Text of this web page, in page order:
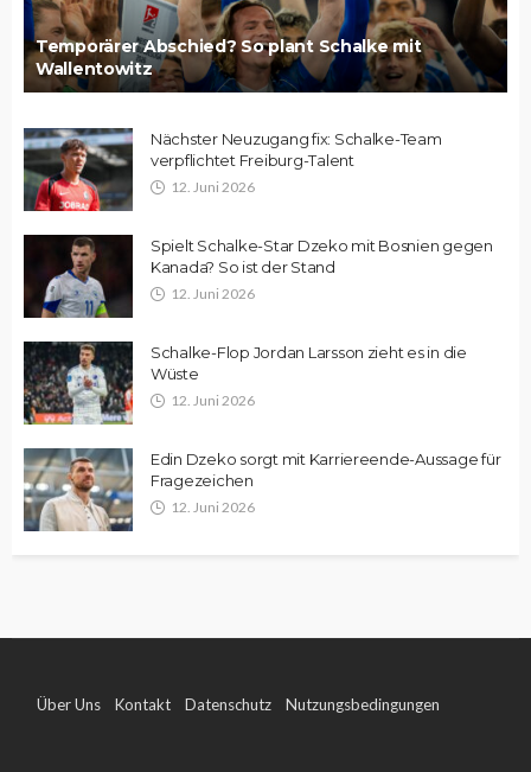
Temporärer Abschied? So plant Schalke mit
Wallentowitz
Nächster Neuzugang fix: Schalke-Team
verpflichtet Freiburg-Talent
12. Juni 2026
Spielt Schalke-Star Dzeko mit Bosnien gegen
Kanada? So ist der Stand
12. Juni 2026
Schalke-Flop Jordan Larsson zieht es in die
Wüste
12. Juni 2026
Edin Dzeko sorgt mit Karriereende-Aussage für
Fragezeichen
12. Juni 2026
Über Uns Kontakt Datenschutz Nutzungsbedingungen